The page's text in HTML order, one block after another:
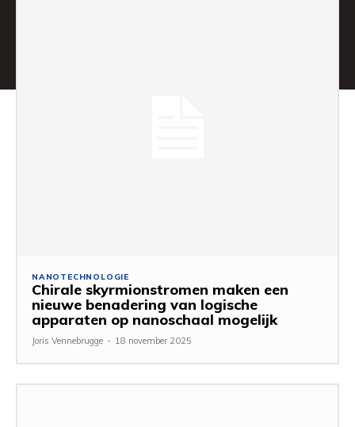
NANOTECHNOLOGIE
Chirale skyrmionstromen maken een
nieuwe benadering van logische
apparaten op nanoschaal mogelijk
Joris Vennebrugge - 18 november 2025